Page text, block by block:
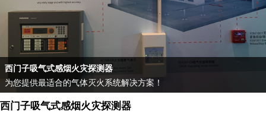
西门子吸气式感烟火灾探测器
为您提供最适合的气体灭火系统解决方案！
西门子吸气式感烟火灾探测器